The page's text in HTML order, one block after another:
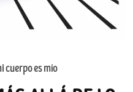
cuerpo es mío